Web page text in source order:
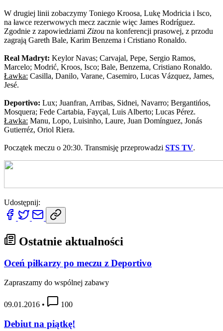
W drugiej linii zobaczymy Toniego Kroosa, Lukę Modricia i Isco,
na ławce rezerwowych mecz zacznie więc James Rodríguez.
Zgodnie z zapowiedziami Zizou na konferencji prasowej, z przodu
zagrają Gareth Bale, Karim Benzema i Cristiano Ronaldo.
Real Madryt: Keylor Navas; Carvajal, Pepe, Sergio Ramos,
Marcelo; Modrić, Kroos, Isco; Bale, Benzema, Cristiano Ronaldo.
Ławka: Casilla, Danilo, Varane, Casemiro, Lucas Vázquez, James,
Jesé.
Deportivo: Lux; Juanfran, Arribas, Sidnei, Navarro; Bergantińos,
Mosquera; Fede Cartabia, Fayçal, Luis Alberto; Lucas Pérez.
Ławka: Manu, Lopo, Luisinho, Laure, Juan Domínguez, Jonás
Gutierréz, Oriol Riera.
Początek meczu o 20:30. Transmisję przeprowadzi STS TV.
Udostępnij:
Ostatnie aktualności
Oceń piłkarzy po meczu z Deportivo
Zapraszamy do wspólnej zabawy
09.01.2016 • 100
Debiut na piątkę!